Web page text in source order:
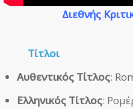
Διεθνής
Τίτλοι
Αυθεντικός Τίτλος:
Ελληνικός Τίτλος: